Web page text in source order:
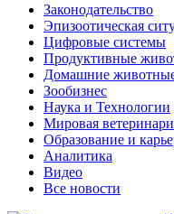
Законодательство
Эпизоотическая
Цифровые системы
Продуктивные
Домашние
Зообизнес
Наука и Технологии
Мировая
Образование и
Аналитика
Видео
Все новости